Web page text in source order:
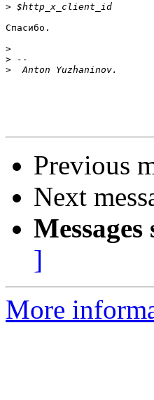
>
Спасибо.
>
>
>
Previous
Next
]
More